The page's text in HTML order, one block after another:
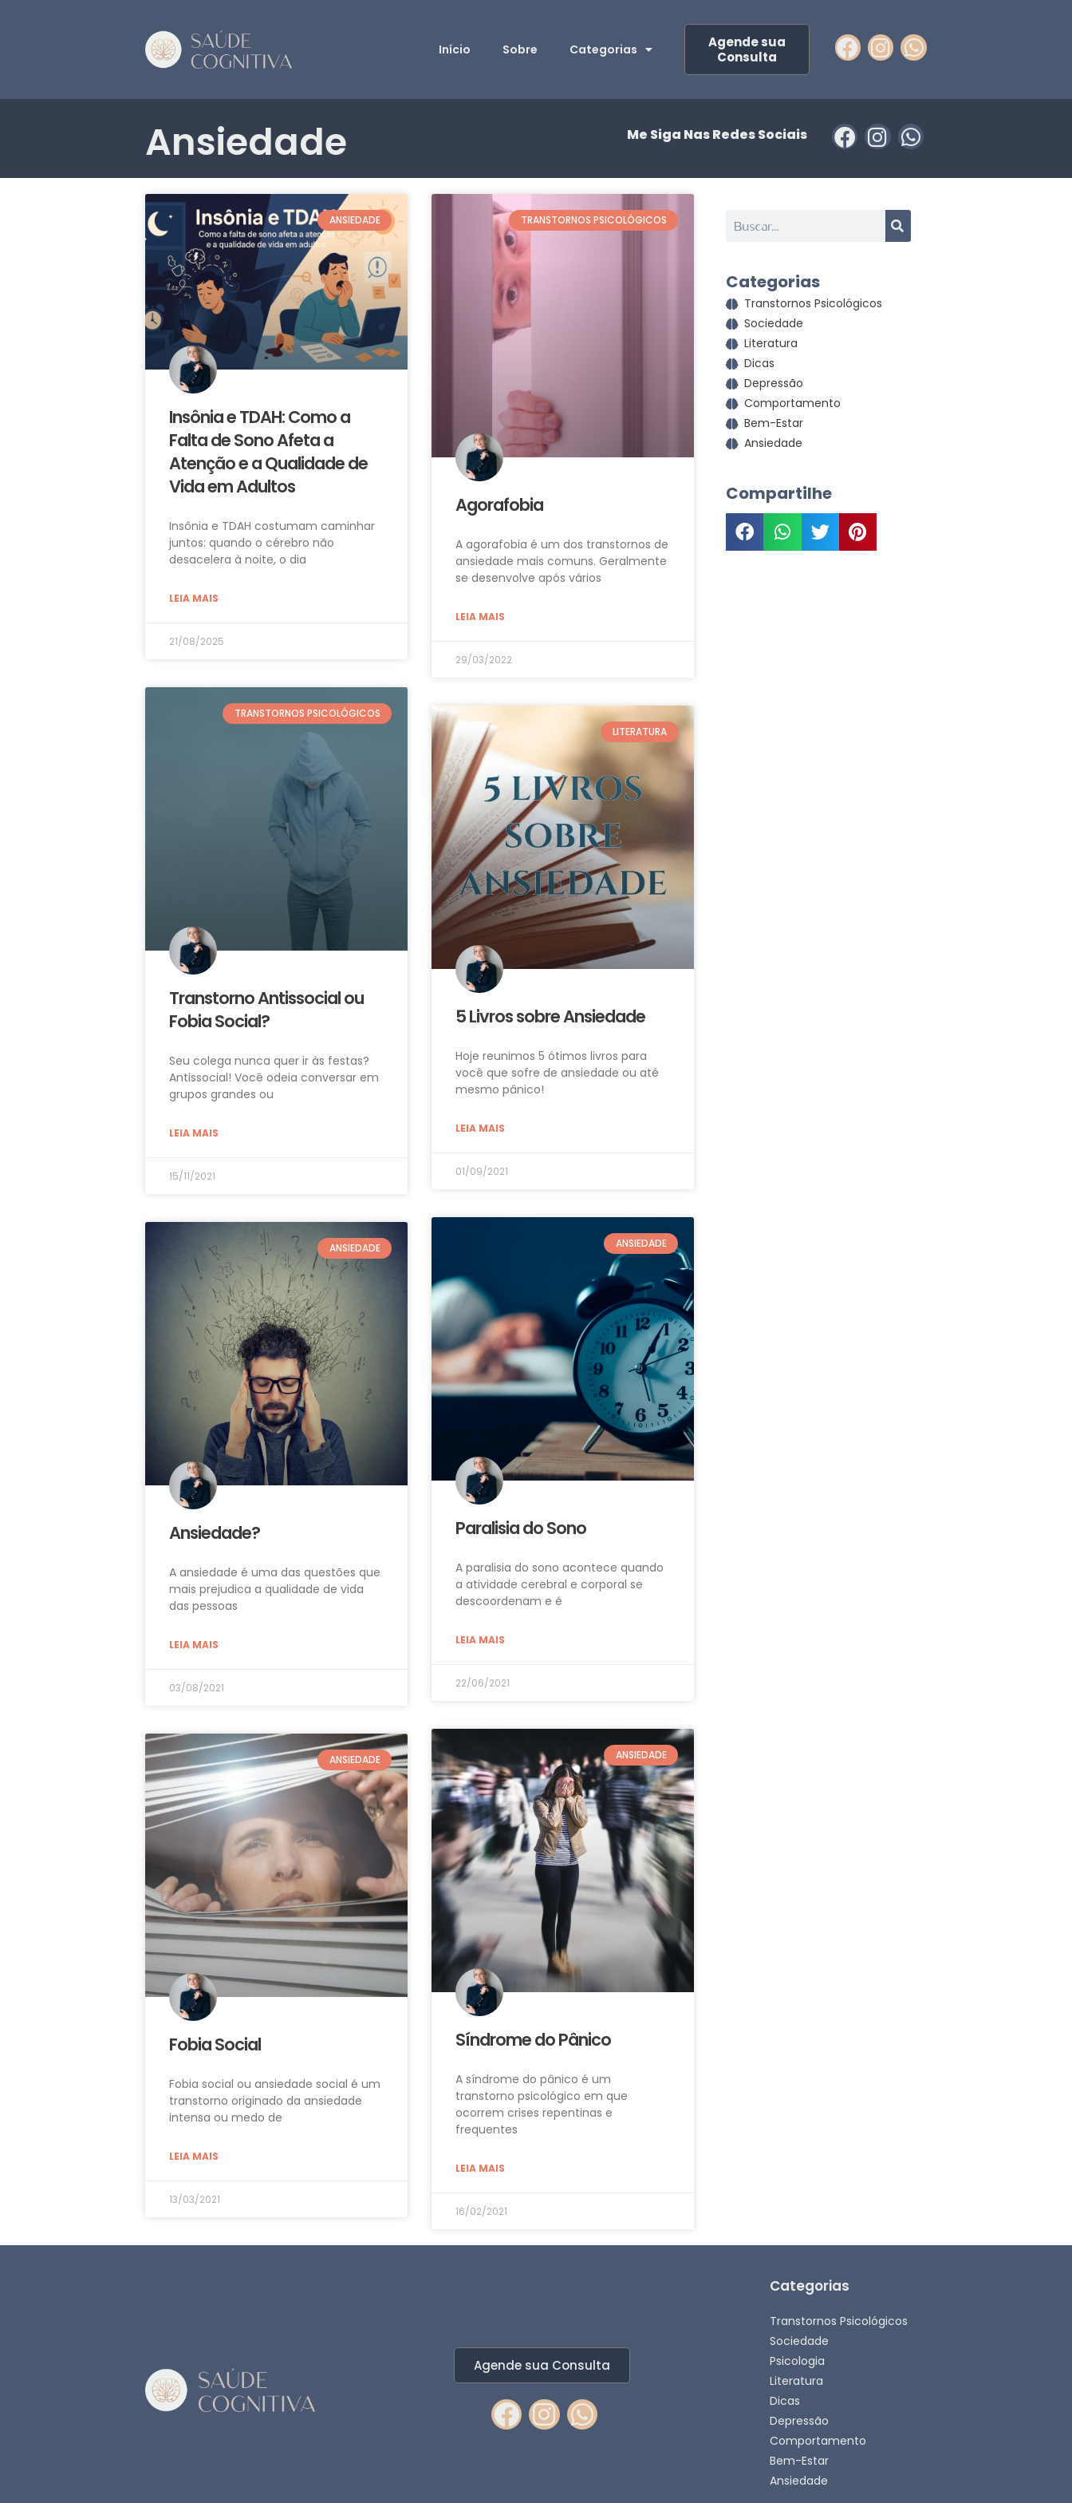
Início Sobre Categorias
Agende sua
Consulta
Ansiedade Me Siga Nas Redes Sociais
ANSIEDADE
Insônia e TDAH: Como a
Falta de Sono Afeta a
Atenção e a Qualidade de
Vida em Adultos
Insônia e TDAH costumam caminhar
juntos: quando o cérebro não
desacelera à noite, o dia
LEIA MAIS
21/08/2025
TRANSTORNOS PSICOLÓGICOS
Agorafobia
A agorafobia é um dos transtornos de
ansiedade mais comuns. Geralmente
se desenvolve após vários
LEIA MAIS
29/03/2022
TRANSTORNOS PSICOLÓGICOS
Transtorno Antissocial ou
Fobia Social?
Seu colega nunca quer ir às festas?
Antissocial! Você odeia conversar em
grupos grandes ou
LEIA MAIS
15/11/2021
LITERATURA
5 Livros sobre Ansiedade
Hoje reunimos 5 ótimos livros para
você que sofre de ansiedade ou até
mesmo pânico!
LEIA MAIS
01/09/2021
ANSIEDADE
Ansiedade?
A ansiedade é uma das questões que
mais prejudica a qualidade de vida
das pessoas
LEIA MAIS
03/08/2021
ANSIEDADE
Paralisia do Sono
A paralisia do sono acontece quando
a atividade cerebral e corporal se
descoordenam e é
LEIA MAIS
22/06/2021
ANSIEDADE
Fobia Social
Fobia social ou ansiedade social é um
transtorno originado da ansiedade
intensa ou medo de
LEIA MAIS
13/03/2021
ANSIEDADE
Síndrome do Pânico
A síndrome do pânico é um
transtorno psicológico em que
ocorrem crises repentinas e
frequentes
LEIA MAIS
16/02/2021
Categorias
Transtornos Psicológicos
Sociedade
Literatura
Dicas
Depressão
Comportamento
Bem-Estar
Ansiedade
Compartilhe
Agende sua Consulta
Categorias
Transtornos Psicológicos
Sociedade
Psicologia
Literatura
Dicas
Depressão
Comportamento
Bem-Estar
Ansiedade